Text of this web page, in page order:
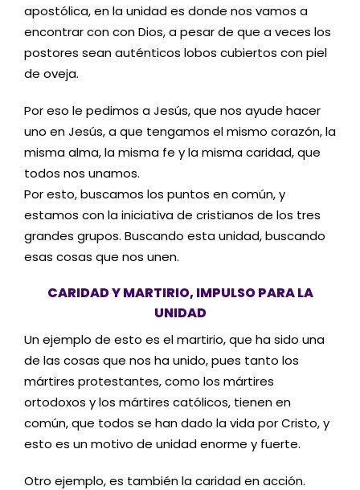
apostólica, en la unidad es donde nos vamos a
encontrar con con Dios, a pesar de que a veces los
postores sean auténticos lobos cubiertos con piel
de oveja.
Por eso le pedimos a Jesús, que nos ayude hacer
uno en Jesús, a que tengamos el mismo corazón, la
misma alma, la misma fe y la misma caridad, que
todos nos unamos.
Por esto, buscamos los puntos en común, y
estamos con la iniciativa de cristianos de los tres
grandes grupos. Buscando esta unidad, buscando
esas cosas que nos unen.
CARIDAD Y MARTIRIO, IMPULSO PARA LA
UNIDAD
Un ejemplo de esto es el martirio, que ha sido una
de las cosas que nos ha unido, pues tanto los
mártires protestantes, como los mártires
ortodoxos y los mártires católicos, tienen en
común, que todos se han dado la vida por Cristo, y
esto es un motivo de unidad enorme y fuerte.
Otro ejemplo, es también la caridad en acción.